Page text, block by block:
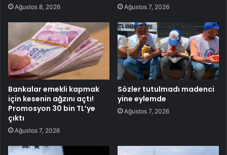
Ağustos 8, 2026 Ağustos 7, 2026
Bankalar emekli kapmak
için kesenin ağzını açtı!
Promosyon 30 bin TL’ye
çıktı
Ağustos 7, 2026
Sözler tutulmadı madenci
yine eylemde
Ağustos 7, 2026